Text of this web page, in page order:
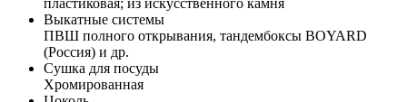
Выкатные системы
ПВШ полного открывания, тандембоксы BOYARD
(Россия) и др.
Сушка для посуды
Хромированная